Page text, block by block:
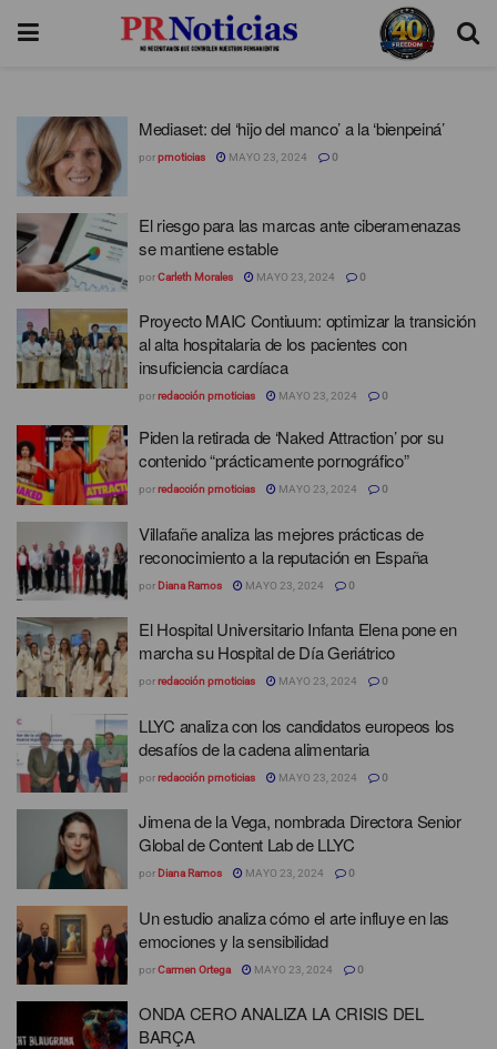
Mediaset: del ‘hijo del manco’ a la ‘bienpeiná’
porprnoticias MAYO 23, 2024 0
El riesgo para las marcas ante ciberamenazas
se mantiene estable
porCarleth Morales MAYO 23, 2024 0
Proyecto MAIC Contiuum: optimizar la transición
al alta hospitalaria de los pacientes con
insuficiencia cardíaca
porredacción prnoticias MAYO 23, 2024 0
Piden la retirada de ‘Naked Attraction’ por su
contenido “prácticamente pornográfico”
porredacción prnoticias MAYO 23, 2024 0
Villafañe analiza las mejores prácticas de
reconocimiento a la reputación en España
por Diana Ramos MAYO 23, 2024 0
El Hospital Universitario Infanta Elena pone en
marcha su Hospital de Día Geriátrico
porredacción prnoticias MAYO 23, 2024 0
LLYC analiza con los candidatos europeos los
desafíos de la cadena alimentaria
porredacción prnoticias MAYO 23, 2024 0
Jimena de la Vega, nombrada Directora Senior
Global de Content Lab de LLYC
por Diana Ramos MAYO 23, 2024 0
Un estudio analiza cómo el arte influye en las
emociones y la sensibilidad
porCarmen Ortega MAYO 23, 2024 0
ONDA CERO ANALIZA LA CRISIS DEL
BARÇA